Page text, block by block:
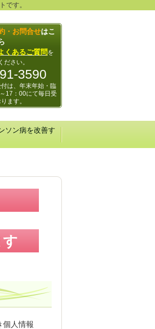
です。
・お問合せはこ
くあるご質問 を
ださい。
3590
は、年末年始・臨
17：00にて毎日受
ます。
ソン病を改善す
個人情報